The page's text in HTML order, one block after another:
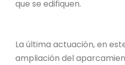
que se edifiquen.
La última actuación, en
ampliación del